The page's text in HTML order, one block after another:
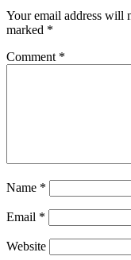
Your email address will
marked *
Comment *
Name *
Email *
Website